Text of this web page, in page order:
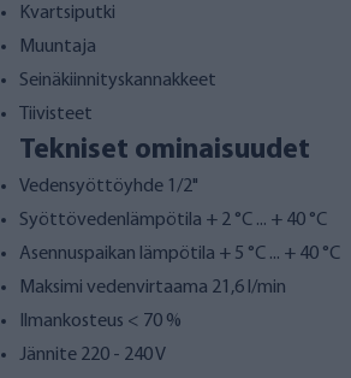
Kvartsiputki
Muuntaja
Seinäkiinnityskannakkeet
Tiivisteet
Tekniset ominaisuudet
Vedensyöttöyhde 1/2"
Syöttövedenlämpötila + 2 °C ... + 40 °C
Asennuspaikan lämpötila + 5 °C ... + 40 °C
Maksimi vedenvirtaama 21,6 l/min
Ilmankosteus < 70 %
Jännite 220 - 240 V